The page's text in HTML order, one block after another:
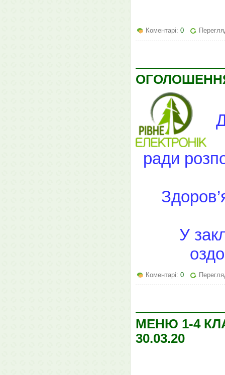
Коментарі: 0
ради
У
Коментарі: 0
МЕНЮ 1-4
30.03.20